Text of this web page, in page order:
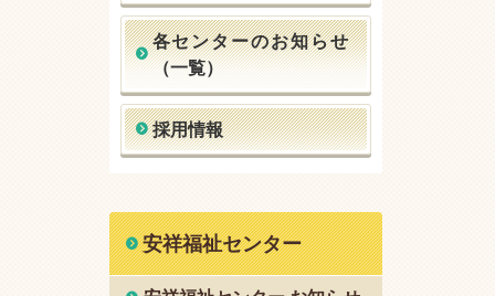
各センターのお知らせ
（一覧）
採用情報
安祥福祉センター